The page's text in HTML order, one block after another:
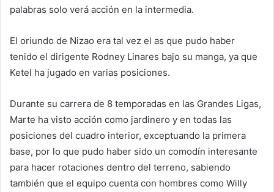
palabras solo verá acción en la intermedia.
El oriundo de Nizao era tal vez el as que pudo haber
tenido el dirigente Rodney Linares bajo su manga, ya que
Ketel ha jugado en varias posiciones.
Durante su carrera de 8 temporadas en las Grandes Ligas,
Marte ha visto acción como jardinero y en todas las
posiciones del cuadro interior, exceptuando la primera
base, por lo que pudo haber sido un comodín interesante
para hacer rotaciones dentro del terreno, sabiendo
también que el equipo cuenta con hombres como Willy